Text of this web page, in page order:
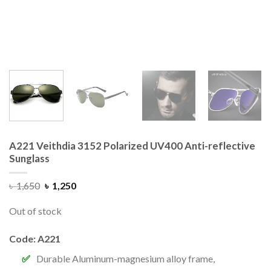
A221 Veithdia 3152 Polarized UV400 Anti-reflective
Sunglass
৳1,650 ৳ 1,250
Out of stock
Code: A221
Durable Aluminum-magnesium alloyframe,